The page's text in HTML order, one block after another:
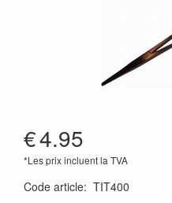
€4.95
*Les prix incluent la TVA
Code article: TIT400